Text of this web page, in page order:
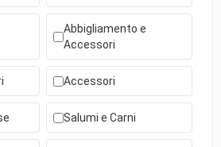
Abbigliamento e
Accessori
Accessori
Salumi e Carni